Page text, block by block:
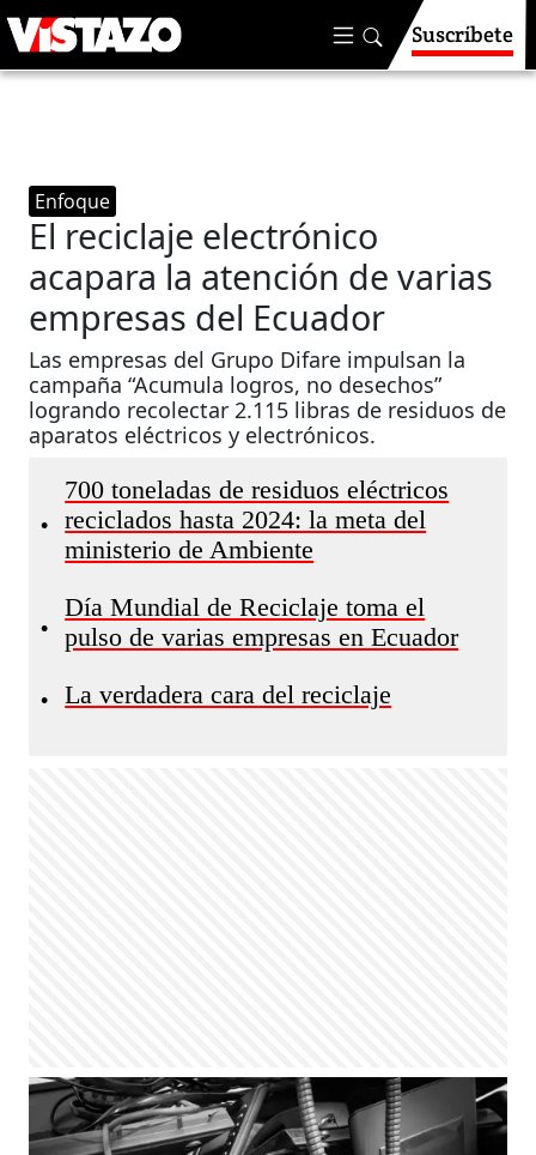
Suscríbete
Enfoque
El reciclaje electrónico
acapara la atención de varias
empresas del Ecuador
Las empresas del Grupo Difare impulsan la
campaña “Acumula logros, no desechos”
logrando recolectar 2.115 libras de residuos de
aparatos eléctricos y electrónicos.
•
700 toneladas de residuos eléctricos
reciclados hasta 2024: la meta del
ministerio de Ambiente
•
Día Mundial de Reciclaje toma el
pulso de varias empresas en Ecuador
• La verdadera cara del reciclaje